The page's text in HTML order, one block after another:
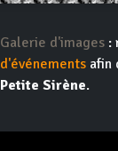
Galerie d'images :
d'événements afin
Petite Sirène.